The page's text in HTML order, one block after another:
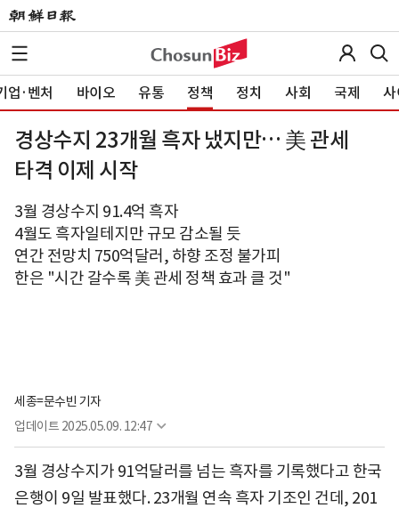
업·벤처 바이오 유통 정책 정치 사회 국제 사
경상수지 23개월 흑자 냈지만… 美 관세
타격 이제 시작
3월 경상수지 91.4억 흑자
4월도 흑자일테지만 규모 감소될 듯
연간 전망치 750억달러, 하향 조정 불가피
한은 "시간 갈수록 美 관세 정책 효과 클 것"
세종=문수빈 기자
업데이트 2025.05.09. 12:47
3월 경상수지가 91억달러를 넘는 흑자를 기록했다고 한국
은행이 9일 발표했다. 23개월 연속 흑자 기조인 건데, 201